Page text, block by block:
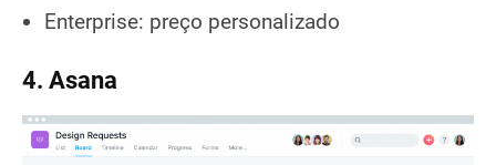
Enterprise: preço personalizado
4. Asana